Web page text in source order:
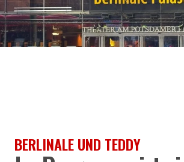
BERLINALE UND TEDDY